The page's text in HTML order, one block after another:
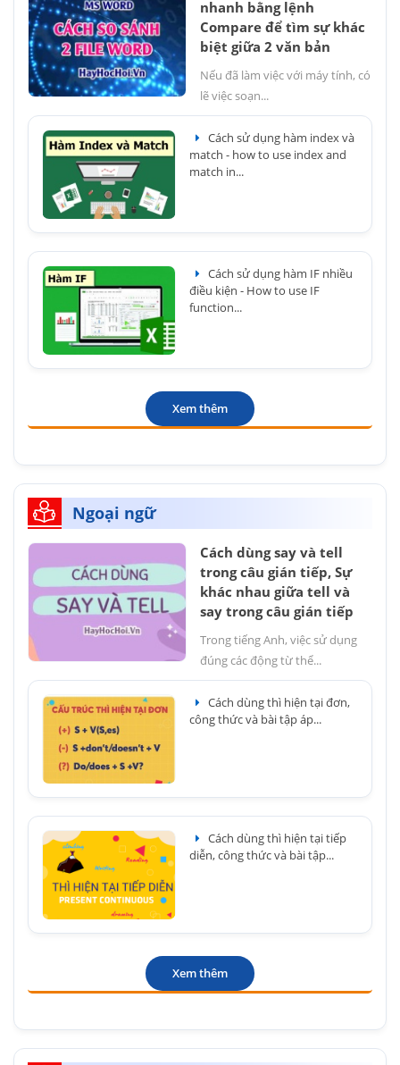
nhanh bằng lệnh
Compare để tìm sự khác
biệt giữa 2 văn bản
Nếu đã làm việc với máy tính, có
lẽ việc soạn...
Cách sử dụng hàm index và
match - how to use index and
match in...
Cách sử dụng hàm IF nhiều
điều kiện - How to use IF
function...
Xem thêm
Ngoại ngữ
Cách dùng say và tell
trong câu gián tiếp, Sự
khác nhau giữa tell và
say trong câu gián tiếp
Trong tiếng Anh, việc sử dụng
đúng các động từ thể...
Cách dùng thì hiện tại đơn,
công thức và bài tập áp...
Cách dùng thì hiện tại tiếp
diễn, công thức và bài tập...
Xem thêm